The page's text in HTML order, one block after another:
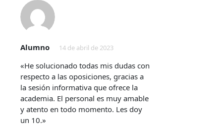
Alumno 14 de abril de 2023
«He solucionado todas mis dudas con
respecto a las oposiciones, gracias a
la sesión informativa que ofrece la
academia. El personal es muy amable
y atento en todo momento. Les doy
un 10.»